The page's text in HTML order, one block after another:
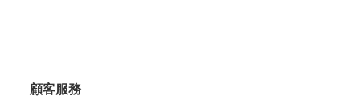
顧客服務